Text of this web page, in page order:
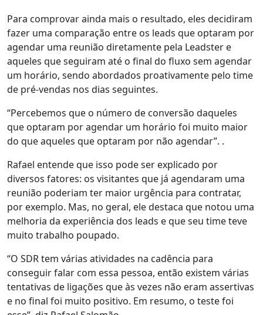
Para comprovar ainda mais o resultado, eles decidiram
fazer uma comparação entre os leads que optaram por
agendar uma reunião diretamente pela Leadster e
aqueles que seguiram até o final do fluxo sem agendar
um horário, sendo abordados proativamente pelo time
de pré-vendas nos dias seguintes.
“Percebemos que o número de conversão daqueles
que optaram por agendar um horário foi muito maior
do que aqueles que optaram por não agendar”. .
Rafael entende que isso pode ser explicado por
diversos fatores: os visitantes que já agendaram uma
reunião poderiam ter maior urgência para contratar,
por exemplo. Mas, no geral, ele destaca que notou uma
melhoria da experiência dos leads e que seu time teve
muito trabalho poupado.
“O SDR tem várias atividades na cadência para
conseguir falar com essa pessoa, então existem várias
tentativas de ligações que às vezes não eram assertivas
e no final foi muito positivo. Em resumo, o teste foi